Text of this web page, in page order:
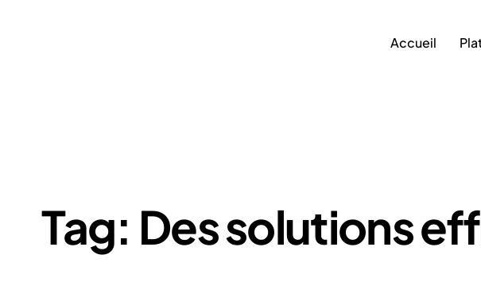
Accueil
Tag: Des solutions